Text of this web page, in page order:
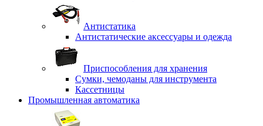
Антистатика
Антистатические аксессуары и одежда
Приспособления для хранения
Сумки, чемоданы для инструмента
Кассетницы
Промышленная автоматика